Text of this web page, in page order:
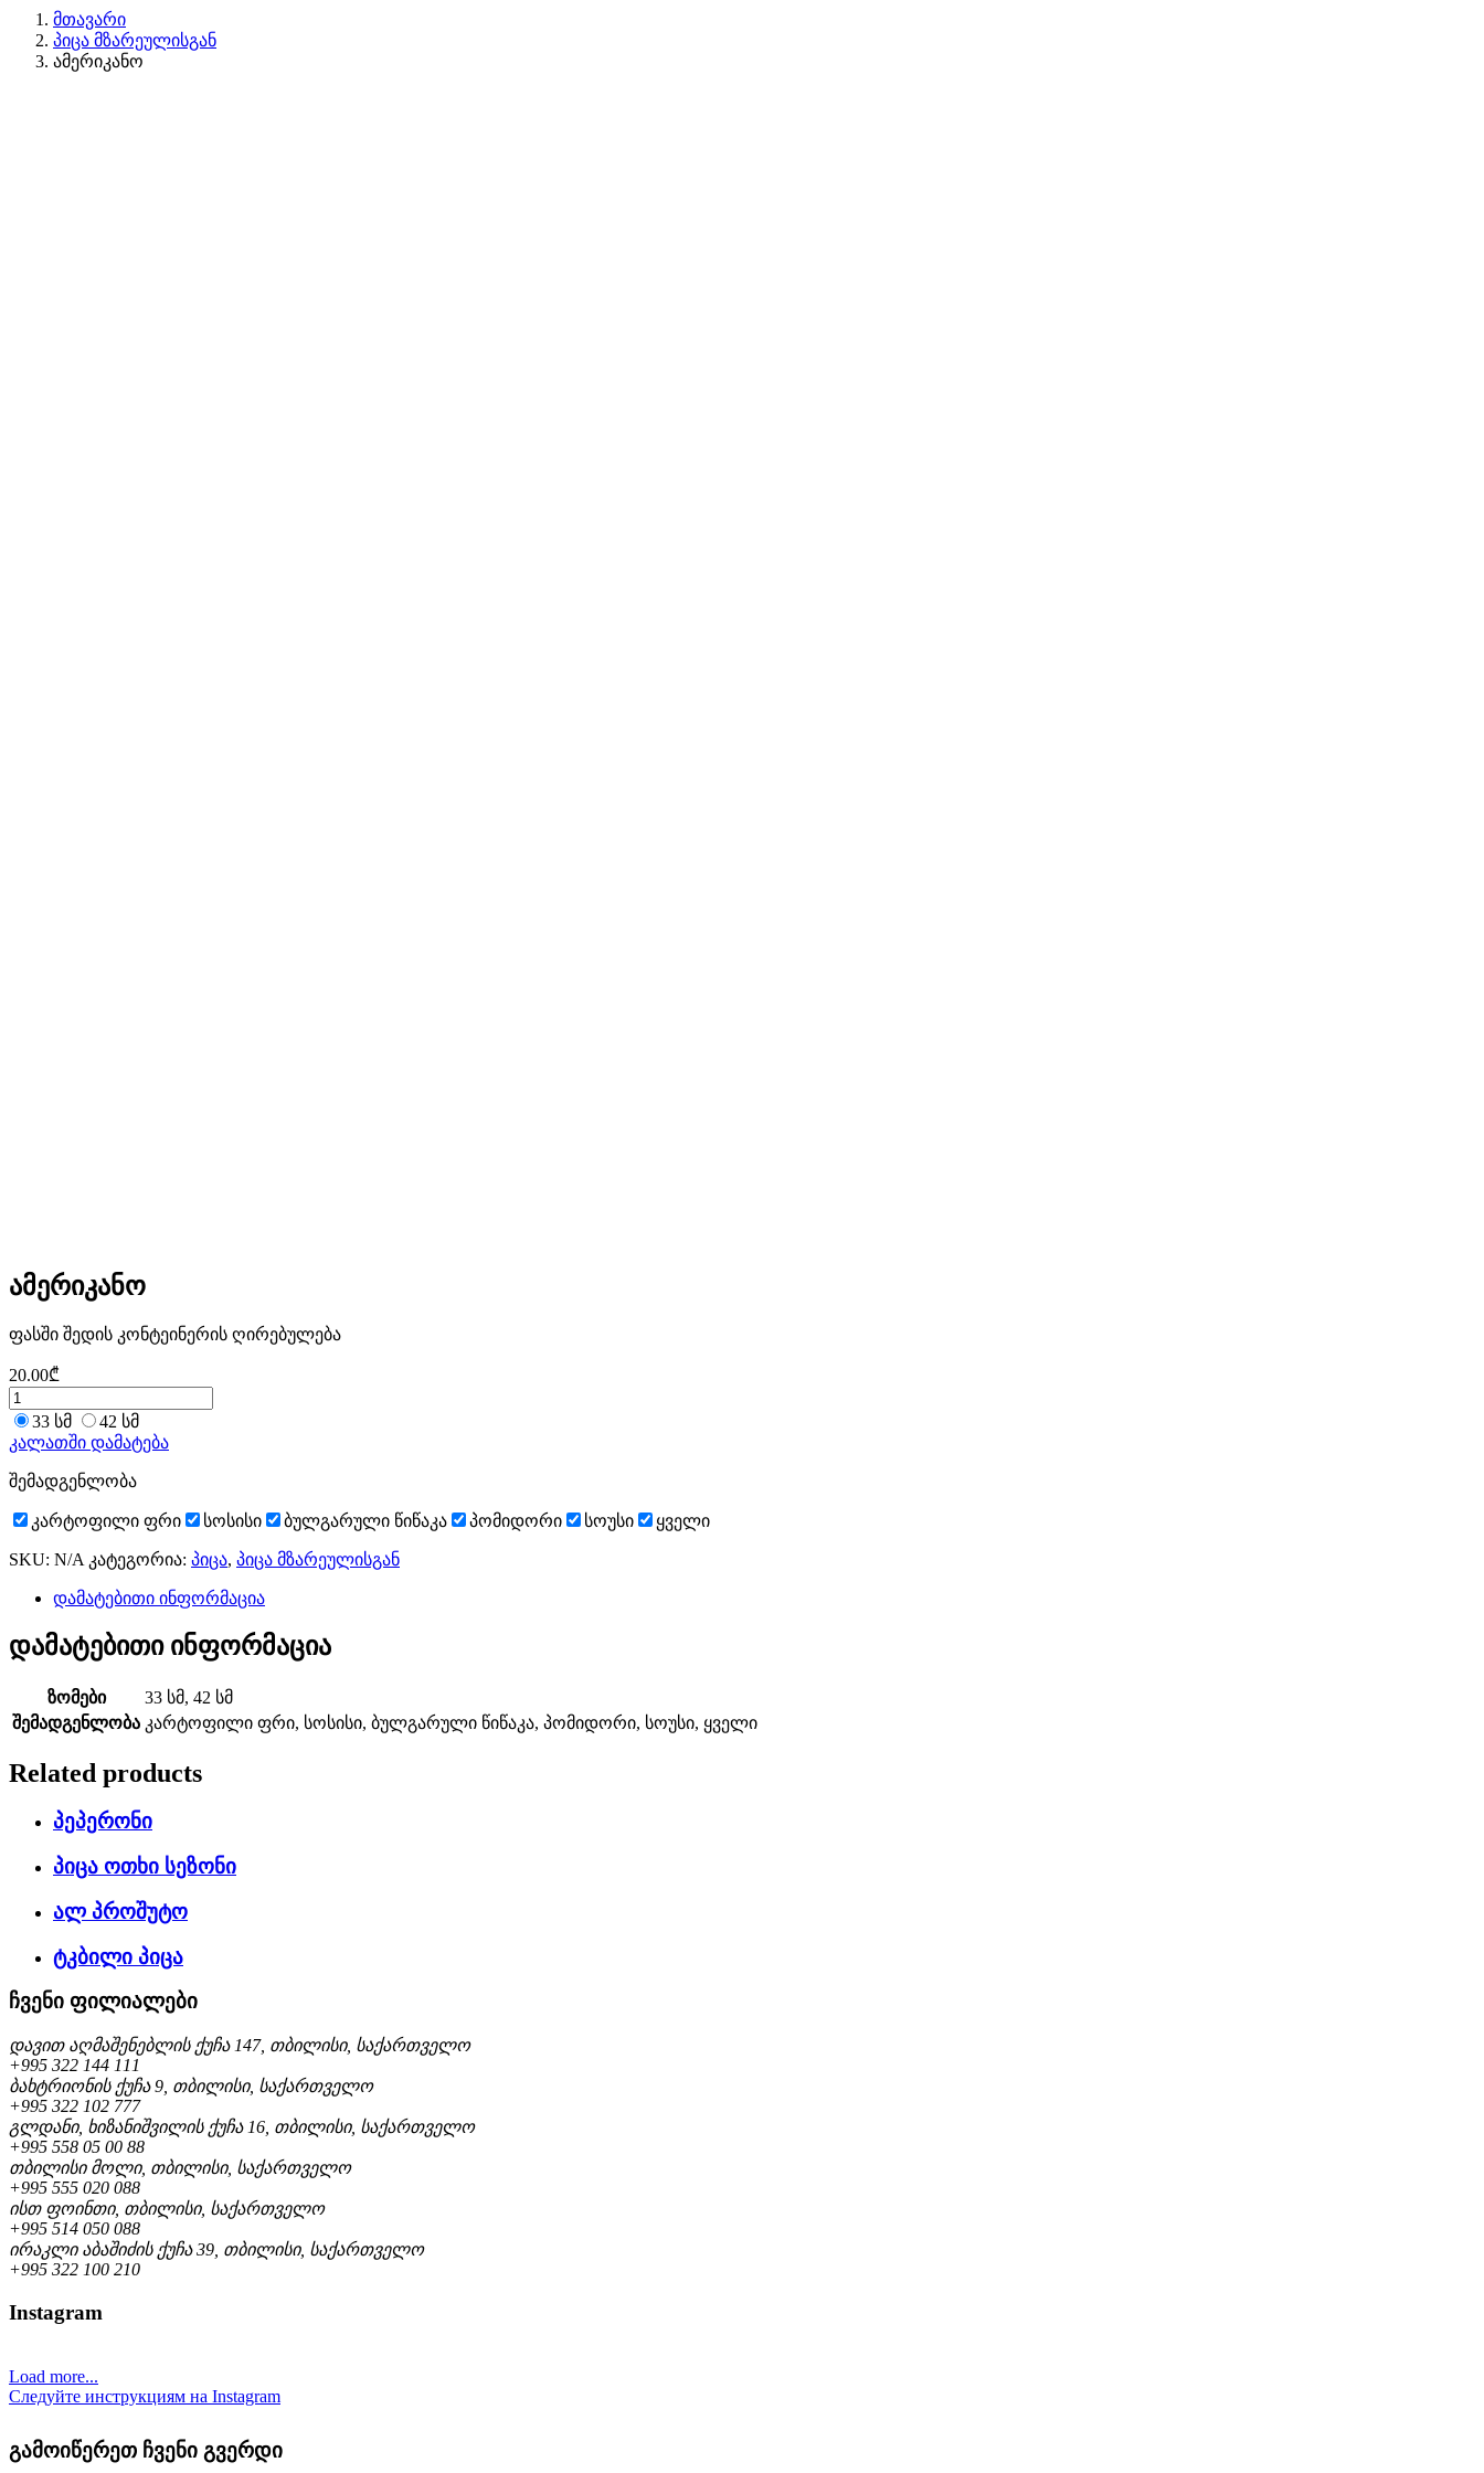
მთავარი
პიცა მზარეულისგან
ამერიკანო
ამერიკანო
ფასში შედის კონტეინერის ღირებულება
20.00₾
33 სმ
42 სმ
კალათში დამატება
შემადგენლობა
კარტოფილი ფრი სოსისი ბულგარული წიწაკა პომიდორი სოუსი ყველი
SKU: N/A კატეგორია: პიცა, პიცა მზარეულისგან
დამატებითი ინფორმაცია
დამატებითი ინფორმაცია
ზომები
33 სმ, 42 სმ
შემადგენლობა კარტოფილი ფრი, სოსისი, ბულგარული წიწაკა, პომიდორი, სოუსი, ყველი
Related products
პეპერონი
პიცა ოთხი სეზონი
ალ პროშუტო
ტკბილი პიცა
ჩვენი ფილიალები
დავით აღმაშენებლის ქუჩა 147, თბილისი, საქართველო
+995 322 144 111
ბახტრიონის ქუჩა 9, თბილისი, საქართველო
+995 322 102 777
გლდანი, ხიზანიშვილის ქუჩა 16, თბილისი, საქართველო
+995 558 05 00 88
თბილისი მოლი, თბილისი, საქართველო
+995 555 020 088
ისთ ფოინთი, თბილისი, საქართველო
+995 514 050 088
ირაკლი აბაშიძის ქუჩა 39, თბილისი, საქართველო
+995 322 100 210
Instagram
Load more...
Следуйте инструкциям на Instagram
გამოიწერეთ ჩვენი გვერდი